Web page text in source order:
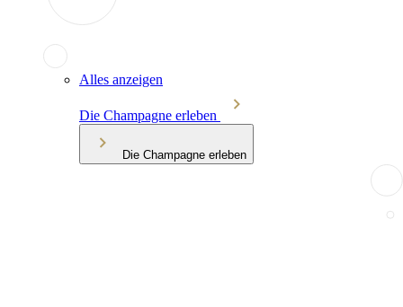
Alles anzeigen
Die Champagne erleben
Die Champagne erleben